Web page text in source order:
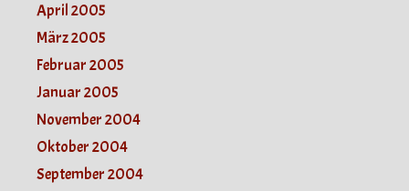
April 2005
März 2005
Februar 2005
Januar 2005
November 2004
Oktober 2004
September 2004